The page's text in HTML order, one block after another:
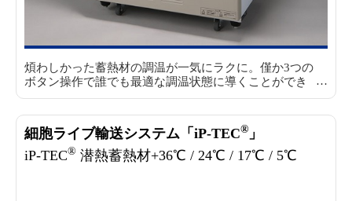
煩わしかった蓄熱材の調温が一気にラクに。僅か3つの
ボタン操作で誰でも最適な調温状態に導くことができ
ます。蓄熱材の調温標準化を実現します。
細胞ライブ輸送システム「iP-TEC® 」
iP-TEC® 潜熱蓄熱材+36℃ / 24℃ / 17℃ / 5℃